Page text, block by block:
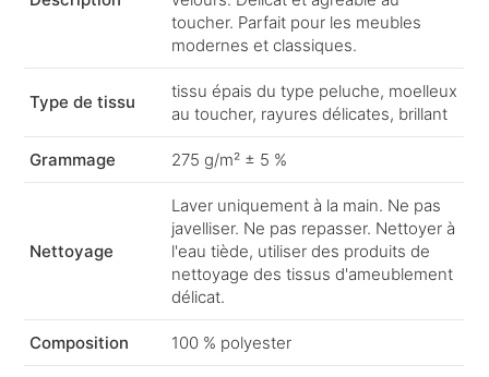
toucher. Parfait pour les meubles
modernes et classiques.
Type de tissu
tissu épais du type peluche, moelleux
au toucher, rayures délicates, brillant
Grammage 275 g/m² ± 5 %
Nettoyage
Laver uniquement à la main. Ne pas
javelliser. Ne pas repasser. Nettoyer à
l'eau tiède, utiliser des produits de
nettoyage des tissus d'ameublement
délicat.
Composition 100 % polyester